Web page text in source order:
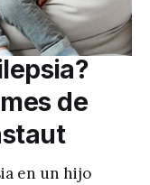
de
en un hijo